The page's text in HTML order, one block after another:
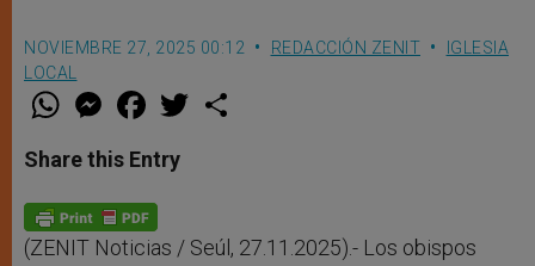
NOVIEMBRE 27, 2025 00:12 REDACCIÓN ZENIT
IGLESIA
LOCAL
W
t
s
p
p
M
e
s
e
g
e
r
F
a
e
b
o
k
w
Share this Entry
(ZENIT Noticias / Seúl, 27.11.2025).- Los obispos